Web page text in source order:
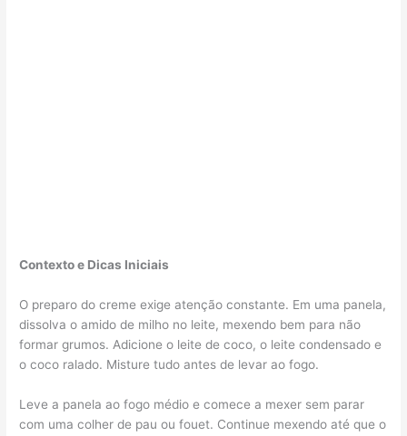
Contexto e Dicas Iniciais
O preparo do creme exige atenção constante. Em uma panela,
dissolva o amido de milho no leite, mexendo bem para não
formar grumos. Adicione o leite de coco, o leite condensado e
o coco ralado. Misture tudo antes de levar ao fogo.
Leve a panela ao fogo médio e comece a mexer sem parar
com uma colher de pau ou fouet. Continue mexendo até que o